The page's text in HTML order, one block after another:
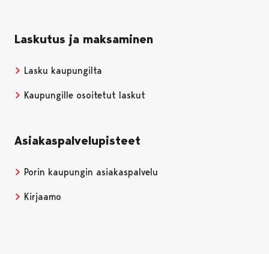
Laskutus ja maksaminen
Lasku kaupungilta
Kaupungille osoitetut laskut
Asiakaspalvelupisteet
Porin kaupungin asiakaspalvelu
Kirjaamo